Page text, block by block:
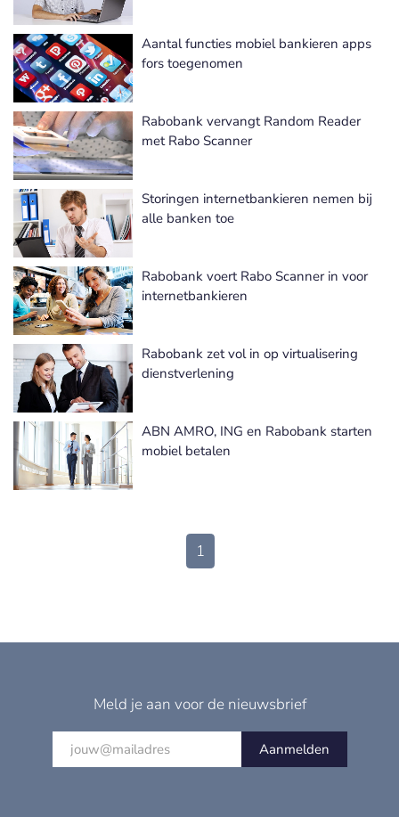
Aantal functies mobiel bankieren apps
fors toegenomen
Rabobank vervangt Random Reader
met Rabo Scanner
Storingen internetbankieren nemen bij
alle banken toe
Rabobank voert Rabo Scanner in voor
internetbankieren
Rabobank zet vol in op virtualisering
dienstverlening
ABN AMRO, ING en Rabobank starten
mobiel betalen
1
Meld je aan voor de nieuwsbrief
Aanmelden